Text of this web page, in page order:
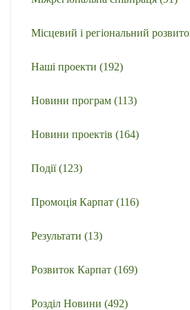
Місцевий і регіональний
Наші проекти (192)
Новини програм (113)
Новини проектів (164)
Події(123)
Промоція Карпат (116)
Результати (13)
Розвиток Карпат (169)
Розділ Новини (492)